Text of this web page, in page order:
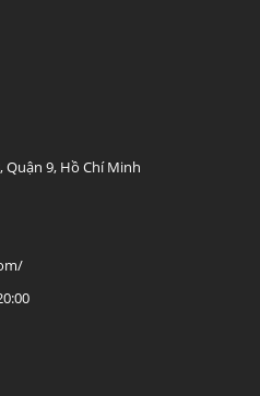
Quận 9, Hồ Chí Minh